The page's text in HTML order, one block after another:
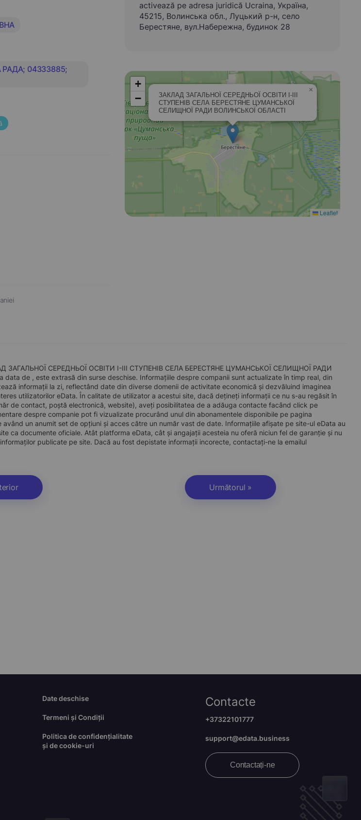
04333885;
activează pe adresa juridică Ucraina, Україна,
45215, Волинська обл., Луцький р-н, село
Берестяне, вул.Набережна, будинок 28
ЗАКЛАД ЗАГАЛЬНОЇ СЕРЕДНЬОЇ ОСВІТИ І-ІІІ
СТУПЕНІВ СЕЛА БЕРЕСТЯНЕ ЦУМАНСЬКОЇ
СЕЛИЩНОЇ РАДИ ВОЛИНСЬКОЇ ОБЛАСТІ
×
+
−
Leaflet
ЗАГАЛЬНОЇ СЕРЕДНЬОЇ ОСВІТИ І-ІІІ СТУПЕНІВ СЕЛА БЕРЕСТЯНЕ ЦУМАНСЬКОЇ СЕЛИЩНОЇ РАДИ
de , este extrasă din surse deschise. Informațiile despre companii sunt actualizate în timp real, din
informații la zi, reflectând date din diverse domenii de activitate economică și dezvăluind imaginea
utilizatorilor eData. În calitate de utilizator a acestui site, dacă dețineți informații ce nu s-au regăsit în
de contact, poștă electronică, website), aveți posibilitatea de a adăuga contacte facând click pe
despre companie pot fi vizualizate procurând unul din abonamentele disponibile pe pagina
un anumit set de opțiuni și acces către un număr vast de date. Informațiile afișate pe site-ul eData au
ca documente oficiale. Atât platforma eData, cât și angajații acesteia nu oferă niciun fel de garanție și nu
publicate pe site. Dacă au fost depistate informații incorecte, contactați-ne la emailul
Următorul »
Date deschise
Termeni și Condiții
Politica de confidențialitate
și de cookie-uri
Contacte
+37322101777
support@edata.business
Contactați-ne